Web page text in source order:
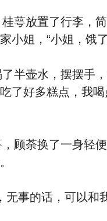
萼放置了行李，
小姐，“小姐，饿
半壶水，摆摆手，
了好多糕点，我
顾荼换了一身轻便
事的话，可以和